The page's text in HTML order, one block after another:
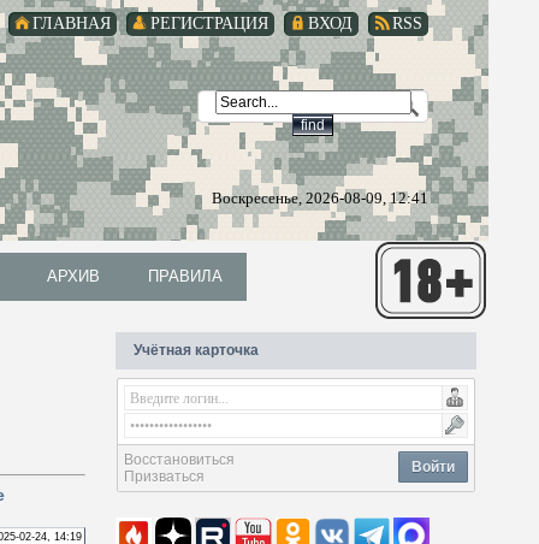
RSS
ВХОД
РЕГИСТРАЦИЯ
ГЛАВНАЯ
Воскресенье, 2026-08-09, 12:41
АРХИВ ПРАВИЛА
02-24, 14:19
Учётная карточка
Войти
Восстановиться
Призваться